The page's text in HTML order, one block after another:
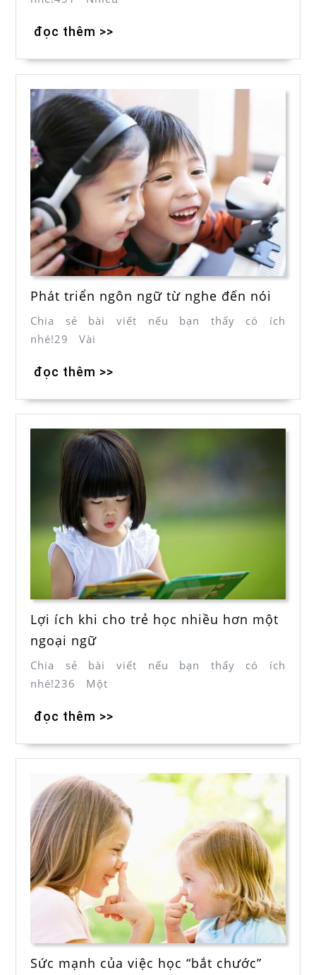
đọc thêm >>
Phát triển ngôn ngữ từ nghe đến nói
Chia sẻ bài viết nếu bạn thấy có ích
nhé!29 Vài
đọc thêm >>
Lợi ích khi cho trẻ học nhiều hơn một
ngoại ngữ
Chia sẻ bài viết nếu bạn thấy có ích
nhé!236 Một
đọc thêm >>
Sức mạnh của việc học “bắt chước”